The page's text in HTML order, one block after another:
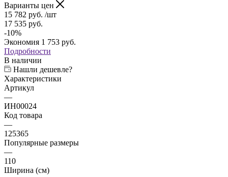
Варианты цен
15 782 руб. /шт
17 535 руб.
-10%
Экономия 1 753 руб.
Подробности
В наличии
Нашли дешевле?
Характеристики
Артикул
—
ИН00024
Код товара
—
125365
Популярные размеры
—
110
Ширина (см)